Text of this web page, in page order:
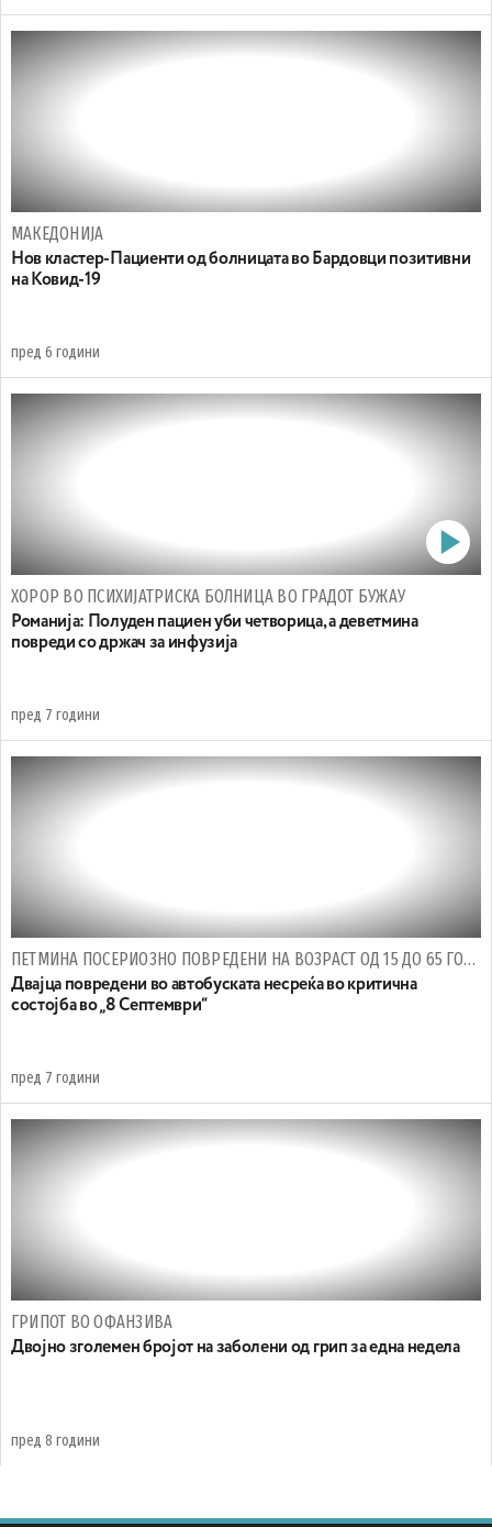
МАКЕДОНИЈА
Нов кластер-Пациенти од болницата во Бардовци позитивни
на Ковид-19
пред 6 години
ХОРОР ВО ПСИХИЈАТРИСКА БОЛНИЦА ВО ГРАДОТ БУЖАУ
Романија: Полуден пациен уби четворица, а деветмина
повреди со држач за инфузија
пред 7 години
ПЕТМИНА ПОСЕРИОЗНО ПОВРЕДЕНИ НА ВОЗРАСТ ОД 15 ДО 65 ГОДИНИ
Двајца повредени во автобуската несреќа во критична
состојба во „8 Септември“
пред 7 години
ГРИПОТ ВО ОФАНЗИВА
Двојно зголемен бројот на заболени од грип за една недела
пред 8 години